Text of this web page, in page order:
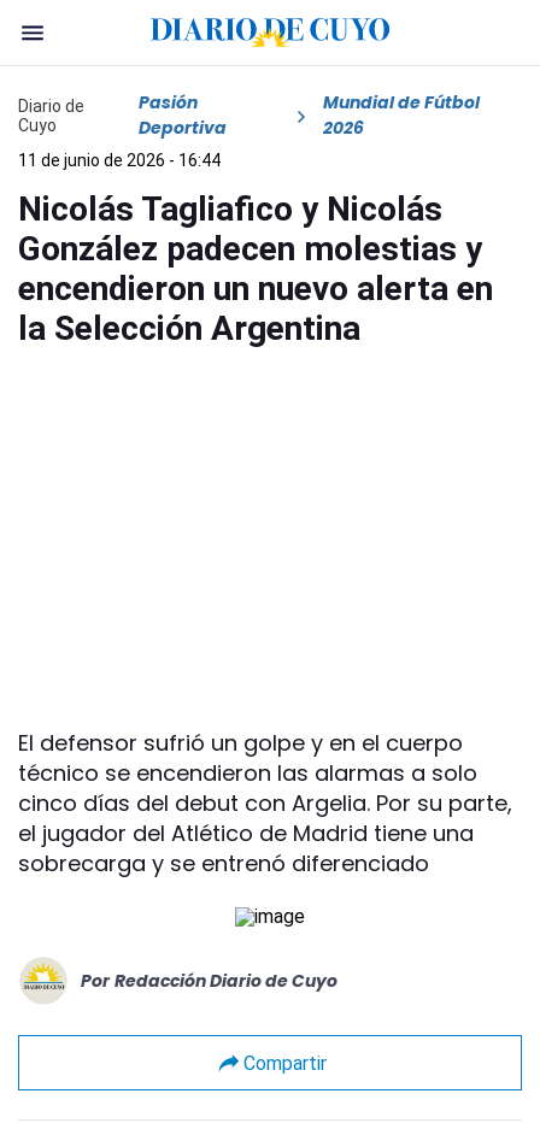
Diario de
Cuyo
Pasión
Deportiva
Mundial de Fútbol
2026
11 de junio de 2026 - 16:44
Nicolás Tagliafico y Nicolás
González padecen molestias y
encendieron un nuevo alerta en
la Selección Argentina
El defensor sufrió un golpe y en el cuerpo
técnico se encendieron las alarmas a solo
cinco días del debut con Argelia. Por su parte,
el jugador del Atlético de Madrid tiene una
sobrecarga y se entrenó diferenciado
Por Redacción Diario de Cuyo
Compartir